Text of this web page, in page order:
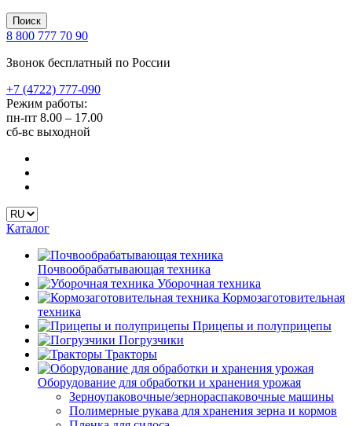
Поиск
8 800 777 70 90
Звонок бесплатный по России
+7 (4722) 777-090
Режим работы:
пн-пт 8.00 – 17.00
сб-вс выходной
Каталог
Почвообрабатывающая техника
Уборочная техника
Кормозаготовительная
техника
Прицепы и полуприцепы
Погрузчики
Тракторы
Оборудование для обработки и хранения урожая
Зерноупаковочные/зернораспаковочные машины
Полимерные рукава для хранения зерна и кормов